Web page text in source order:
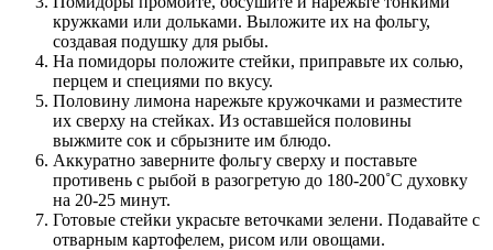
кружками или дольками. Выложите их на фольгу,
создавая подушку для рыбы.
На помидоры положите стейки, приправьте их солью,
перцем и специями по вкусу.
Половину лимона нарежьте кружочками и разместите
их сверху на стейках. Из оставшейся половины
выжмите сок и сбрызните им блюдо.
Аккуратно заверните фольгу сверху и поставьте
противень с рыбой в разогретую до 180-200˚С духовку
на 20-25 минут.
Готовые стейки украсьте веточками зелени. Подавайте с
отварным картофелем, рисом или овощами.